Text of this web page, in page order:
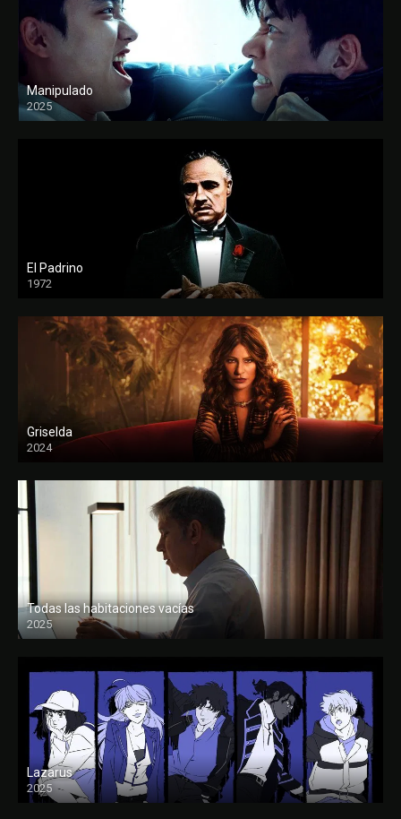
Manipulado
2025
El Padrino
1972
FULL HD
Griselda
2024
Todas las habitaciones vacías
2025
FULL HD
Lazarus
2025